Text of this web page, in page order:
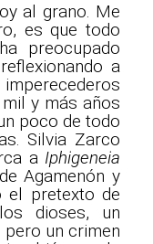
al grano. Me
es que todo
preocupado
a
imperecederos
y más años
poco de todo
Silvia Zarco
a Iphigeneia
Agamenón y
el pretexto de
dioses, un
un crimen